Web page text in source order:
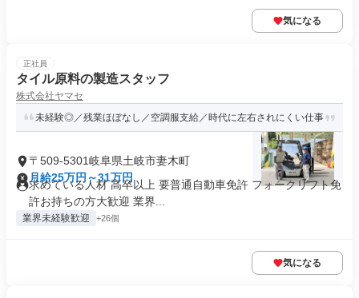
気になる
正社員
タイル原料の製造スタッフ
株式会社ヤマセ
未経験◎／残業ほぼなし／空調服支給／時代に左右されにくい仕事
〒509-5301岐阜県土岐市妻木町
月給25万円～31万円
求めている人材 高卒以上 要普通自動車免許 フォークリフト免
許お持ちの方大歓迎 業界...
業界未経験歓迎 +26個
気になる